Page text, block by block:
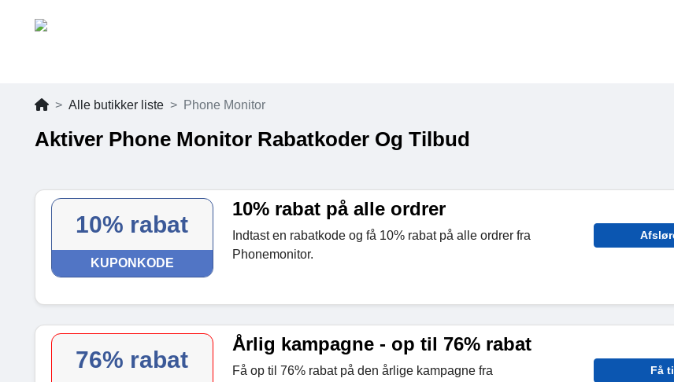
Alle butikker liste Phone Monitor
Aktiver Phone Monitor Rabatkoder Og Tilbud
10% rabat
KUPONKODE
10% rabat på alle ordrer
Indtast en rabatkode og få 10% rabat på alle ordrer fra
Phonemonitor.
76% rabat
Årlig kampagne - op til 76% rabat
Få op til 76% rabat på den årlige kampagne fra
Få